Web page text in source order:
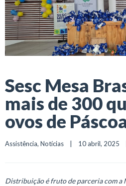
Sesc Mesa
mais de 300
ovos de
Assistência, Notícias
|    10 abril, 2025
Distribuição é fruto de parceria com a